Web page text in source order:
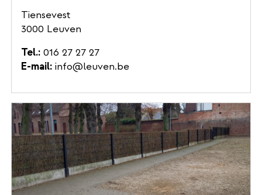
Tiensevest
3000 Leuven
Tel. 016 27 27 27
E-mail info@leuven.be